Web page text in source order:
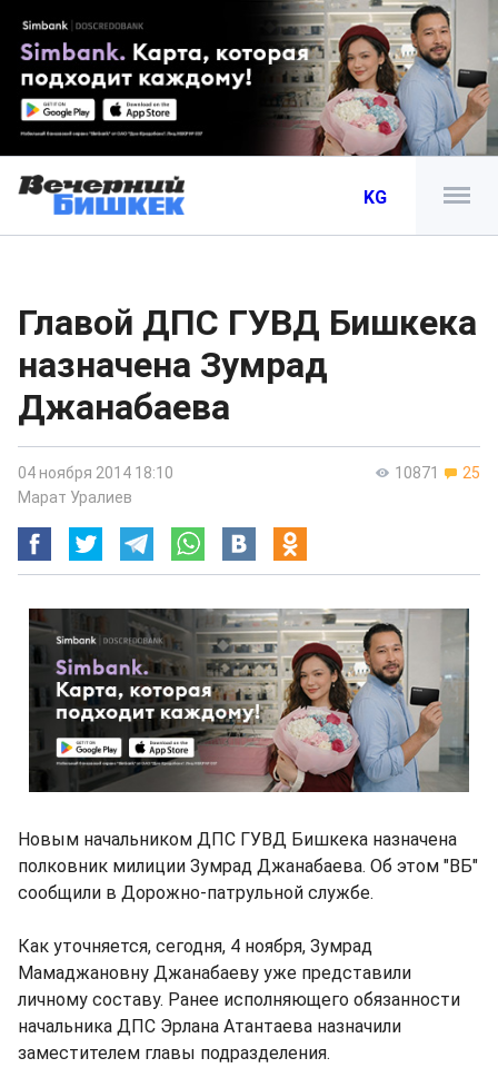
KG
Главой ДПС ГУВД Бишкека
назначена Зумрад
Джанабаева
10871 25
04 ноября 2014 18:10
Марат Уралиев
Новым начальником ДПС ГУВД Бишкека назначена
полковник милиции Зумрад Джанабаева. Об этом "ВБ"
сообщили в Дорожно-патрульной службе.
Как уточняется, сегодня, 4 ноября, Зумрад
Мамаджановну Джанабаеву уже представили
личному составу. Ранее исполняющего обязанности
начальника ДПС Эрлана Атантаева назначили
заместителем главы подразделения.